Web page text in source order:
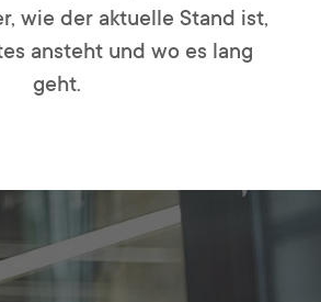
wie der aktuelle Stand ist,
ansteht und wo es lang
geht.